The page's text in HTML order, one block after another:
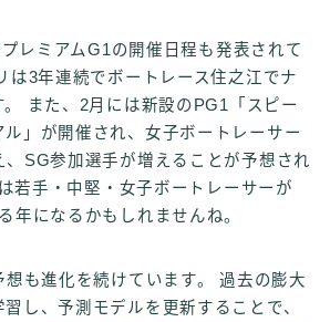
レミアムG1の開催日程も発表されて
は3年連続でボートレース住之江でナ
。 また、2月には新設のPG1「スピー
ル」が開催され、女子ボートレーサー
、SG参加選手が増えることが予想され
若手・中堅・女子ボートレーサーが
年になるかもしれませんね。
も進化を続けています。 過去の膨大
し、予測モデルを更新することで、